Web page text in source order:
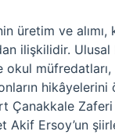
üretim ve alımı,
ilişkilidir. Ulusal
okul müfredatları,
hikâyelerini
Çanakkale
Akif Ersoy’un